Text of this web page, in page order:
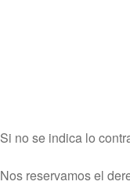
Si no se indica lo
Nos reservamos el